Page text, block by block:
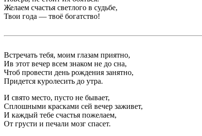
Желаем счастья светлого в судьбе,
Твои года — твоё богатство!
Встречать тебя, моим глазам приятно,
Ив этот вечер всем знаком не до сна,
Чтоб провести день рождения занятно,
Придется куролесить до утра.
И свято место, пусто не бывает,
Сплошными красками сей вечер заживет,
И каждый тебе счастья пожелаем,
От грусти и печали мозг спасет.